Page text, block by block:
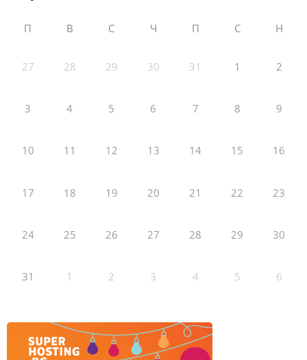
П В С Ч П С Н
27 28 29 30 31 1 2
3 4 5 6 7 8 9
10 11 12 13 14 15 16
17 18 19 20 21 22 23
24 25 26 27 28 29 30
31 1 2 3 4 5 6